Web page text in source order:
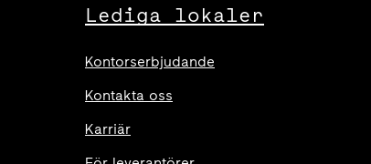
Lediga lokaler
Kontorserbjudande
Kontakta oss
Karriär